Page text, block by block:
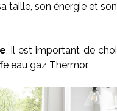
taille, son énergie et
, il est important de
eau gaz Thermor.